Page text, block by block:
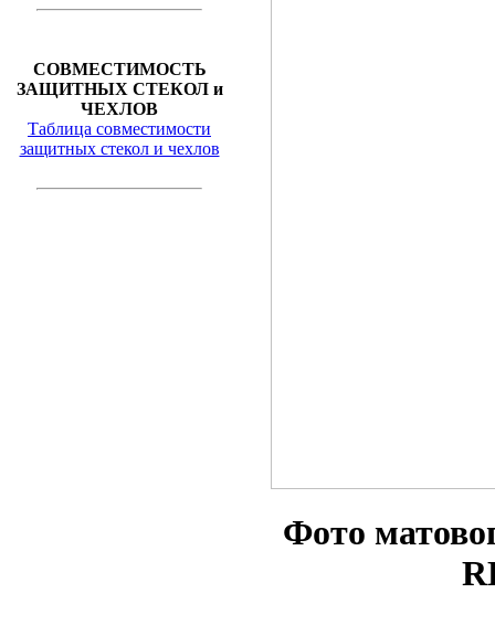
СОВМЕСТИМОСТЬ
ЗАЩИТНЫХ СТЕКОЛ и
ЧЕХЛОВ
Таблица совместимости
защитных стекол и чехлов
Фото